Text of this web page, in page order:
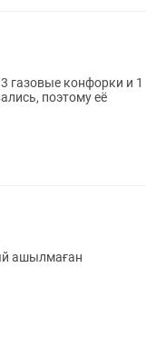
газовые конфорки и 1
поэтому её
ашылмаған